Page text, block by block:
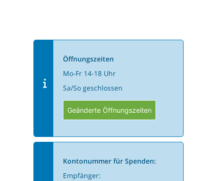
Öffnungszeiten
Mo-Fr 14-18 Uhr
Sa/So geschlossen
Geänderte Öffnungszeiten
Kontonummer für Spenden:
Empfänger: